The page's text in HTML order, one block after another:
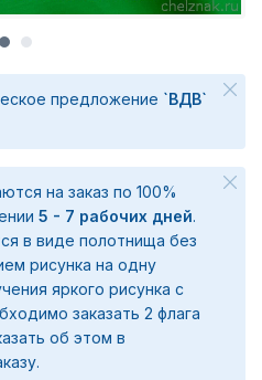
предложение `ВДВ`
на заказ по 100%
5 - 7 рабочих дней.
в виде полотнища без
рисунка на одну
яркого рисунка с
заказать 2 флага
об этом в